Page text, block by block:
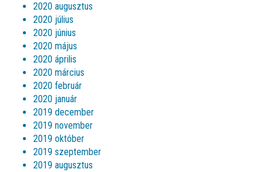
2020 augusztus
2020 július
2020 június
2020 május
2020 április
2020 március
2020 február
2020 január
2019 december
2019 november
2019 október
2019 szeptember
2019 augusztus